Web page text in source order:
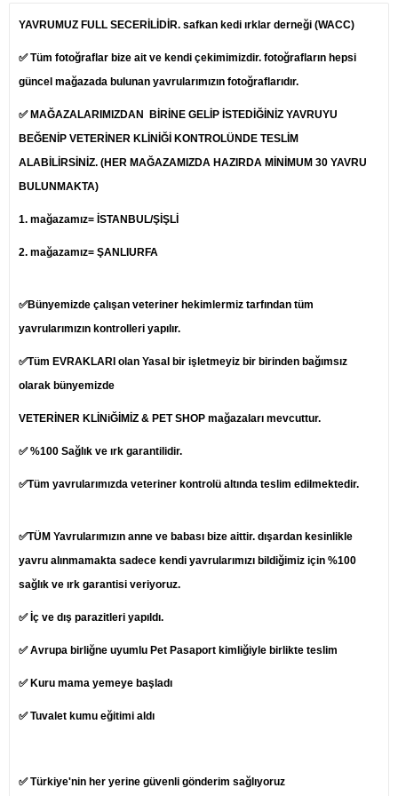
YAVRUMUZ FULL SECERİLİDİR. safkan kedi ırklar derneği (WACC)
✅ Tüm fotoğraflar bize ait ve kendi çekimimizdir. fotoğrafların hepsi
güncel mağazada bulunan yavrularımızın fotoğraflarıdır.
✅ MAĞAZALARIMIZDAN BİRİNE GELİP İSTEDİĞİNİZ YAVRUYU
BEĞENİP VETERİNER KLİNİĞİ KONTROLÜNDE TESLİM
ALABİLİRSİNİZ. (HER MAĞAZAMIZDA HAZIRDA MİNİMUM 30 YAVRU
BULUNMAKTA)
1. mağazamız= İSTANBUL/ŞİŞLİ
2. mağazamız= ŞANLIURFA
✅Bünyemizde çalışan veteriner hekimlermiz tarfından tüm
yavrularımızın kontrolleri yapılır.
✅Tüm EVRAKLARI olan Yasal bir işletmeyiz bir birinden bağımsız
olarak bünyemizde
VETERİNER KLİNiĞİMİZ & PET SHOP mağazaları mevcuttur.
✅ %100 Sağlık ve ırk garantilidir.
✅Tüm yavrularımızda veteriner kontrolü altında teslim edilmektedir.
✅TÜM Yavrularımızın anne ve babası bize aittir. dışardan kesinlikle
yavru alınmamakta sadece kendi yavrularımızı bildiğimiz için %100
sağlık ve ırk garantisi veriyoruz.
✅ İç ve dış parazitleri yapıldı.
✅ Avrupa birliğne uyumlu Pet Pasaport kimliğiyle birlikte teslim
✅ Kuru mama yemeye başladı
✅ Tuvalet kumu eğitimi aldı
✅ Türkiye'nin her yerine güvenli gönderim sağlıyoruz